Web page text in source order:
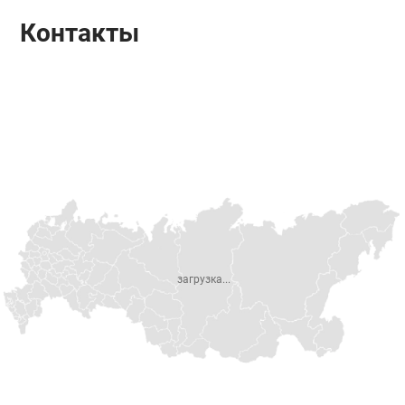
Контакты
загрузка...